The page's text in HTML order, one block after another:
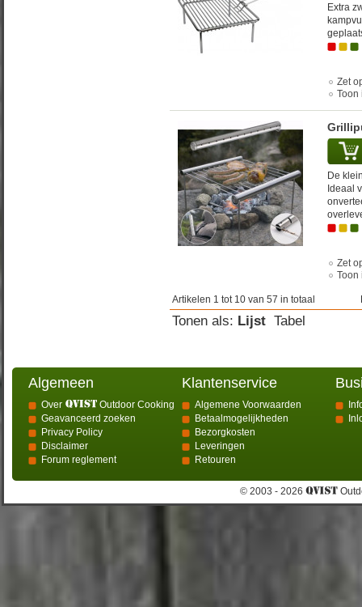
Extra
Zet
Toon
De
Ideaal
Zet
Toon
Artikelen 1 tot 10 van 57 in totaal
Tonen als: Lijst Tabel
Algemeen
Over
Outdoor Cooking
Geavanceerd zoeken
Privacy Policy
Disclaimer
Forum reglement
Klantenservice
Algemene Voorwaarden
Betaalmogelijkheden
Bezorgkosten
Leveringen
Retouren
© 2003 - 2026